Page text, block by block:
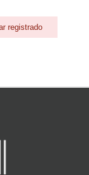
registrado